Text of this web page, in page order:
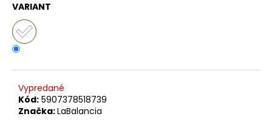
VARIANT
Vypredané
Kód: 5907378518739
Značka:LaBalancia
a
m
e
SUKŇA
VRECKAMI
MCO
BOW